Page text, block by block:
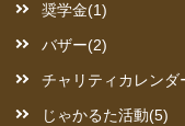
奨学金(1)
バザー(2)
チャリティカレンダ
じゃかるた活動(5)